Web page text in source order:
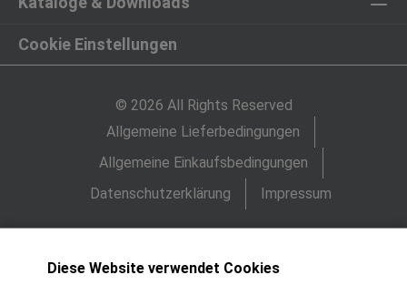
Cookie Einstellungen
© 2026 All Rights Reserved
Allgemeine Lieferbedingungen
Allgemeine Einkaufsbedingungen
Datenschutzerklärung
Impressum
Diese Website verwendet Cookies